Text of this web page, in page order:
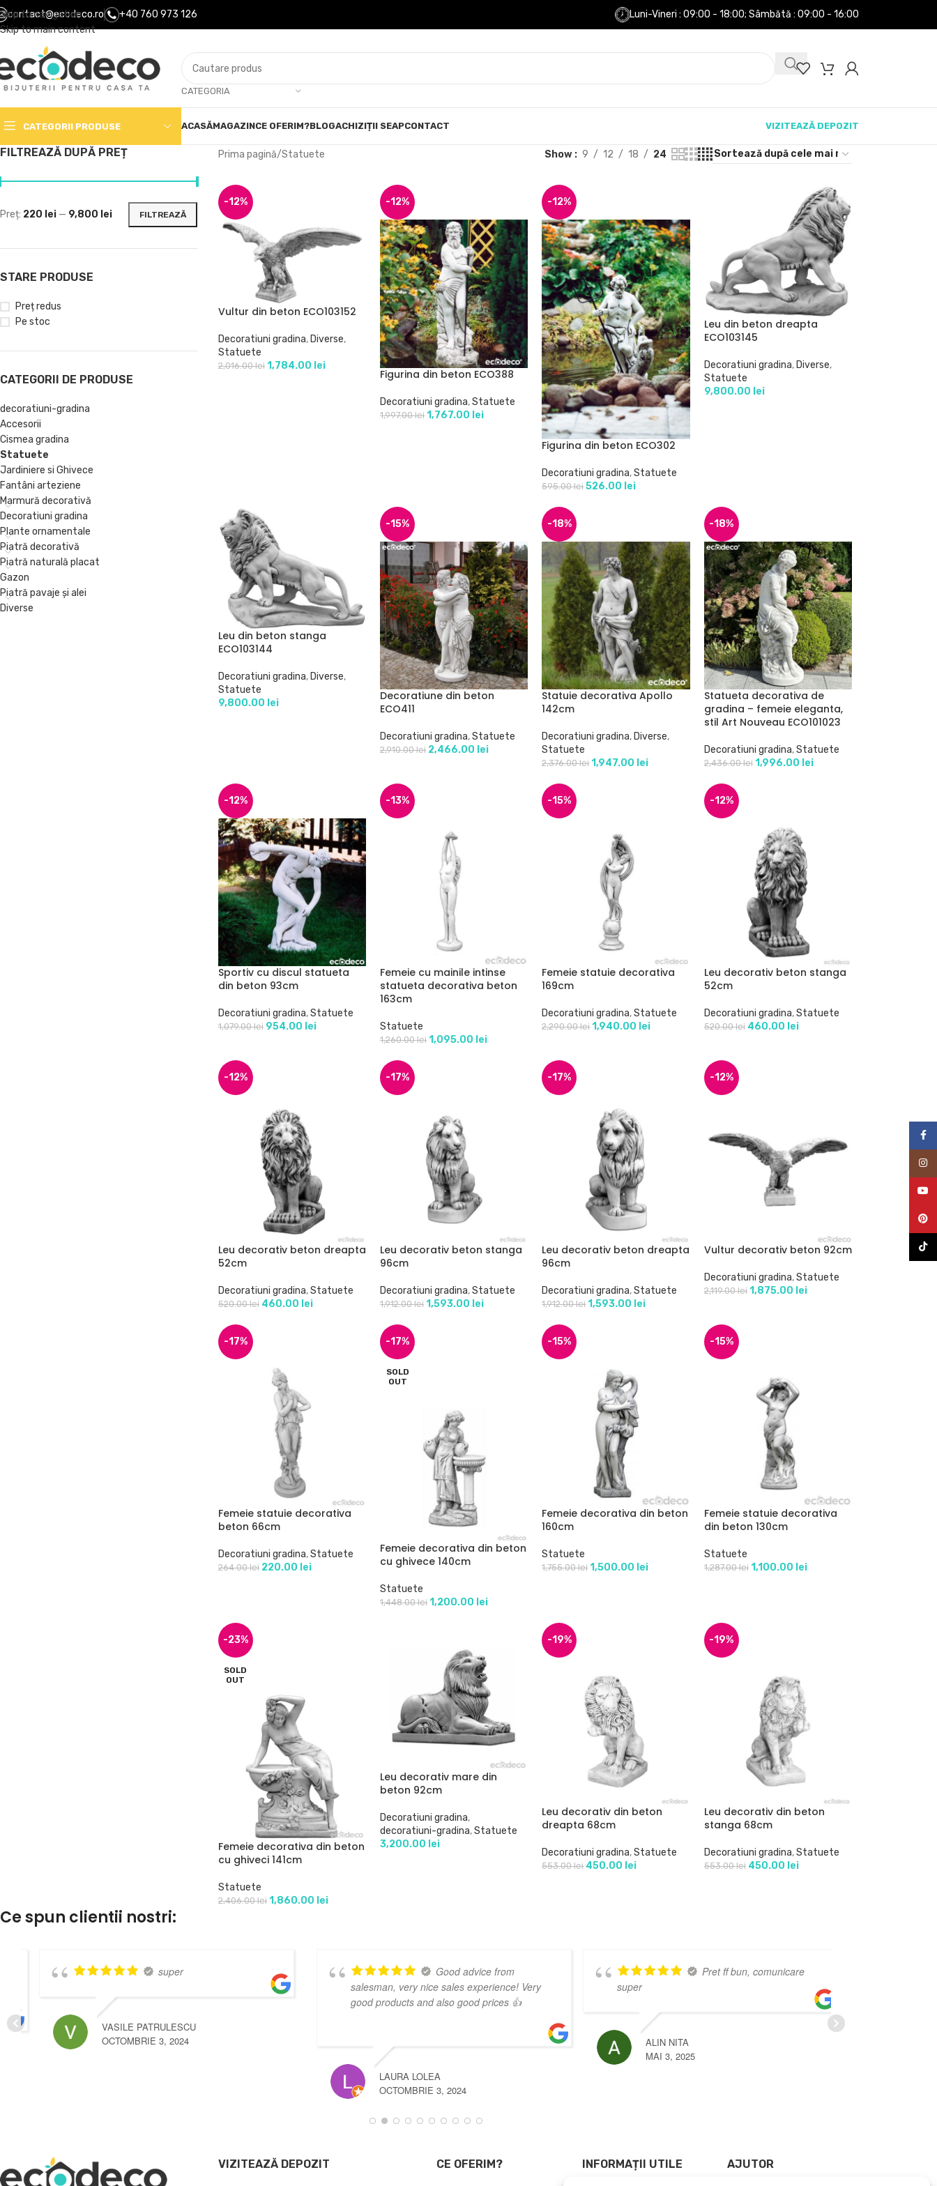
Skip to navigation
Skip to main content
contact@ecodeco.ro +40 760 973 126 Luni-Vineri : 09:00 - 18:00; Sâmbătă : 09:00 - 16:00
CATEGORIA
CATEGORII PRODUSE ACASĂMAGAZINCE OFERIM?BLOGACHIZIȚII SEAPCONTACT VIZITEAZĂ DEPOZIT
FILTREAZĂ DUPĂ PREȚ
FILTREAZĂ
Preț: 220 lei — 9,800 lei
STARE PRODUSE
Preț redus
Pe stoc
CATEGORII DE PRODUSE
decoratiuni-gradina
Accesorii
Cismea gradina
Statuete
Jardiniere si Ghivece
Fantâni arteziene
Marmură decorativă
Decoratiuni gradina
Plante ornamentale
Piatră decorativă
Piatră naturală placat
Gazon
Piatră pavaje și alei
Diverse
Prima pagină Statuete Show 9 12 18 24
-12%
Vultur din beton ECO103152
Decoratiuni gradina, Diverse,
Statuete
2,016.00lei 1,784.00 lei
-12%
Figurina din beton ECO388
Decoratiuni gradina,Statuete
1,997.00lei 1,767.00 lei
-12%
Figurina din beton ECO302
Decoratiuni gradina, Statuete
595.00lei 526.00 lei
Leu din beton dreapta
ECO103145
Decoratiuni gradina, Diverse,
Statuete
9,800.00 lei
Leu din beton stanga
ECO103144
Decoratiuni gradina, Diverse,
Statuete
9,800.00 lei
-15%
Decoratiune din beton
ECO411
Decoratiuni gradina,Statuete
2,910.00lei 2,466.00 lei
-18%
Statuie decorativa Apollo
142cm
Decoratiuni gradina, Diverse,
Statuete
2,376.00lei 1,947.00 lei
-18%
Statueta decorativa de
gradina – femeie eleganta,
stil Art Nouveau ECO101023
Decoratiuni gradina,Statuete
2,436.00lei 1,996.00 lei
-12%
Sportiv cu discul statueta
din beton 93cm
Decoratiuni gradina,Statuete
1,079.00lei 954.00 lei
-13%
Femeie cu mainile intinse
statueta decorativa beton
163cm
Statuete
1,260.00lei 1,095.00 lei
-15%
Femeie statuie decorativa
169cm
Decoratiuni gradina, Statuete
2,290.00lei 1,940.00 lei
-12%
Leu decorativ beton stanga
52cm
Decoratiuni gradina,Statuete
520.00lei 460.00 lei
-12%
Leu decorativ beton dreapta
52cm
Decoratiuni gradina,Statuete
520.00lei 460.00 lei
-17%
Leu decorativ beton stanga
96cm
Decoratiuni gradina,Statuete
1,912.00lei 1,593.00 lei
-17%
Leu decorativ beton dreapta
96cm
Decoratiuni gradina, Statuete
1,912.00lei 1,593.00 lei
-12%
Vultur decorativ beton 92cm
Decoratiuni gradina,Statuete
2,119.00lei 1,875.00 lei
-17%
Femeie statuie decorativa
beton 66cm
Decoratiuni gradina,Statuete
264.00lei 220.00 lei
-17%
SOLD
OUT
Femeie decorativa din beton
cu ghivece 140cm
Statuete
1,448.00lei 1,200.00 lei
-15%
Femeie decorativa din beton
160cm
Statuete
1,755.00lei 1,500.00 lei
-15%
Femeie statuie decorativa
din beton 130cm
Statuete
1,287.00lei 1,100.00 lei
-23%
SOLD
OUT
Femeie decorativa din beton
cu ghiveci 141cm
Statuete
2,406.00lei 1,860.00 lei
Leu decorativ mare din
beton 92cm
Decoratiuni gradina,
decoratiuni-gradina,Statuete
3,200.00 lei
-19%
Leu decorativ din beton
dreapta 68cm
Decoratiuni gradina, Statuete
553.00lei 450.00 lei
-19%
Leu decorativ din beton
stanga 68cm
Decoratiuni gradina,Statuete
553.00lei 450.00 lei
Ce spun clientii nostri:
Good advice from
good products and also good prices 👍
Pret ff bun, comunicare
super
MAI 3, 2025
Cei mai buni
SILVIU MIHAI
APRILIE 3, 2025
VIZITEAZĂ DEPOZIT CE OFERIM? INFORMAȚII UTILE AJUTOR